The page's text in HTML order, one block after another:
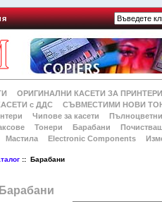
ОРИГИНАЛНИ КАСЕТИ ЗА
с ДДС
СЪВМЕСТИМИ НОВИ
Чипове за касети
Тонери Барабани
Мастила
Electronic Components
:: Барабани
Барабани